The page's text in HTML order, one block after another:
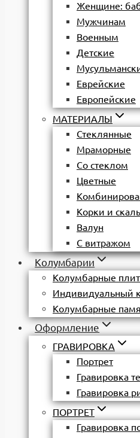
Женщине:
Мужчинам
Военным
Детские
Еврейские
Европейские
МАТЕРИАЛЫ
Стеклянные
Мраморные
Со стеклом
Цветные
Корки и
Валун
С витражом
Колумбарии
Колумбарные
Индивидуальный
Колумбарные
Оформление
ГРАВИРОВКА
Портрет
Гравировка
Гравировка
ПОРТРЕТ
Гравировка